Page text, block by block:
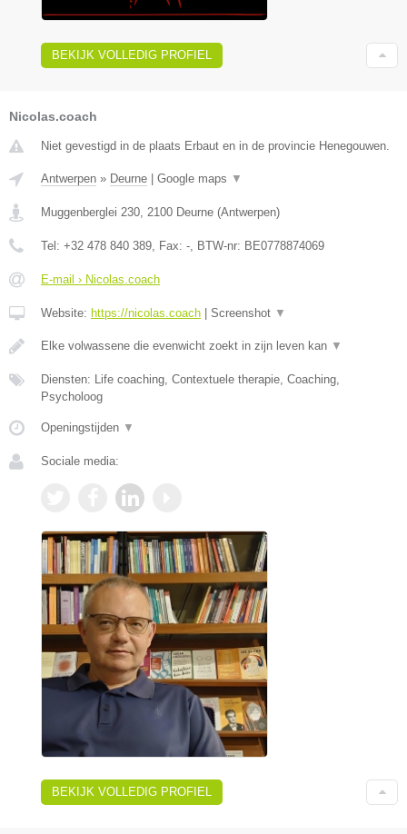
BEKIJK VOLLEDIG PROFIEL
Nicolas.coach
Niet gevestigd in de plaats Erbaut en in de provincie Henegouwen.
Antwerpen » Deurne Google maps ▼
Muggenberglei 230, 2100 Deurne (Antwerpen)
Tel: +32 478 840 389, Fax: -, BTW-nr: BE0778874069
E-mail › Nicolas.coach
Website: https://nicolas.coach Screenshot ▼
Elke volwassene die evenwicht zoekt in zijn leven kan ▼
Diensten: Life coaching, Contextuele therapie, Coaching,
Psycholoog
Openingstijden ▼
Sociale media:
BEKIJK VOLLEDIG PROFIEL